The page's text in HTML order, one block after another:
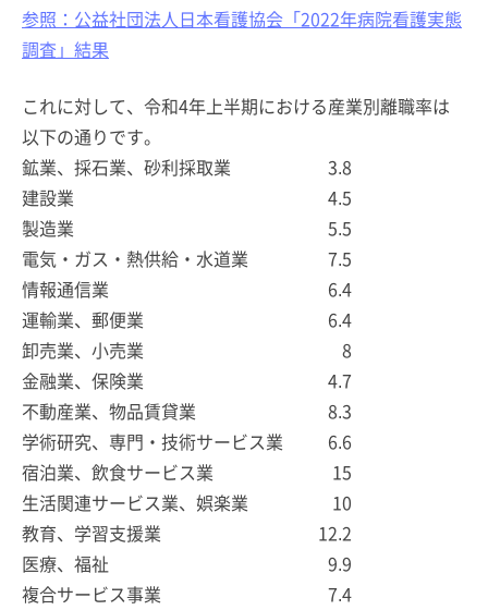
参照：公益社団法人日本看護協会「2022年病院看護実態
調査」結果
これに対して、令和4年上半期における産業別離職率は
以下の通りです。
鉱業、採石業、砂利採取業
3.8
建設業
4.5
製造業
5.5
電気・ガス・熱供給・水道業
7.5
情報通信業
6.4
運輸業、郵便業
6.4
卸売業、小売業
8
金融業、保険業
4.7
不動産業、物品賃貸業
8.3
学術研究、専門・技術サービス業
6.6
宿泊業、飲食サービス業
15
生活関連サービス業、娯楽業
10
教育、学習支援業
12.2
医療、福祉
9.9
複合サービス事業
7.4